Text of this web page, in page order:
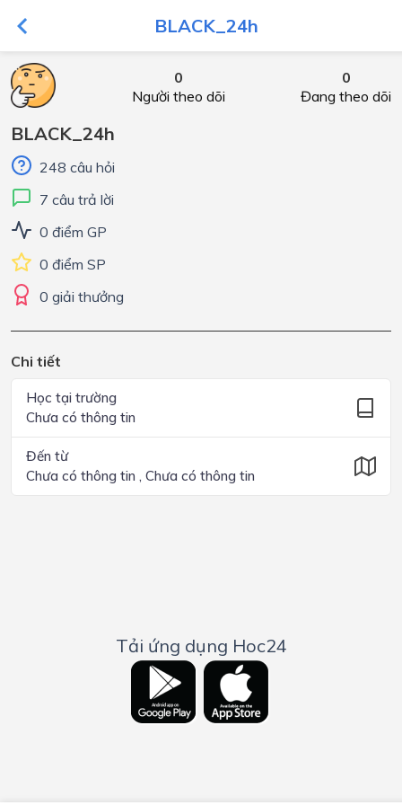
BLACK_24h
0
Người theo dõi
0
Đang theo dõi
BLACK_24h
248 câu hỏi
7 câu trả lời
0 điểm GP
0 điểm SP
0 giải thưởng
Chi tiết
Học tại trường
Chưa có thông tin
Đến từ
Chưa có thông tin , Chưa có thông tin
Tải ứng dụng Hoc24